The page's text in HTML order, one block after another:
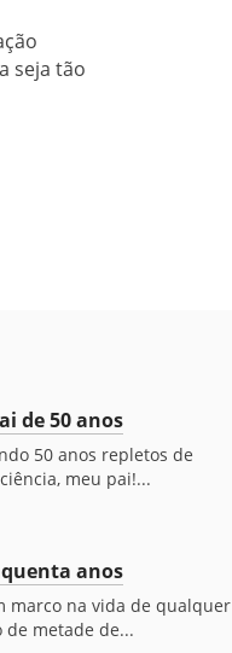
seja tão
de 50 anos
50 anos repletos de
meu pai!...
anos
marco na vida de qualquer
de metade de...